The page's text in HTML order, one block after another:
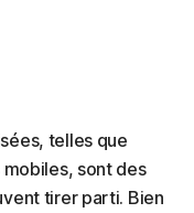
telles que
sont des
tirer parti. Bien